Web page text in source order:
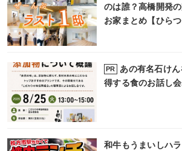
のは誰？高橋開発
お家まとめ【ひらつ
PR
あの有名石け
得する食のお話し
和牛もうまいしハ